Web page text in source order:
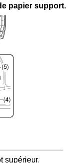
papier support.
supérieur,